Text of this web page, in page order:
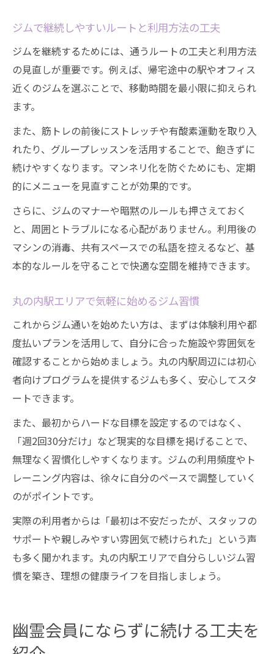
ジムで継続しやすいルートと利用方法の工夫
ジムを継続するためには、通うルートの工夫と利用方法
の見直しが重要です。例えば、帰宅途中の駅やオフィス
近くのジムを選ぶことで、移動時間を最小限に抑えられ
ます。
また、筋トレの前後にストレッチや有酸素運動を取り入
れたり、グループレッスンを活用することで、飽きずに
続けやすくなります。マンネリ化を防ぐためにも、定期
的にメニューを見直すことが効果的です。
さらに、ジムのマナーや暗黙のルールも押さえておく
と、周囲とトラブルになる心配がありません。利用後の
マシンの消毒、共有スペースでの私語を控えるなど、基
本的なルールを守ることで快適な空間を維持できます。
丸の内駅エリアで気軽に始めるジム習慣
これからジム通いを始めたい方は、まずは体験利用や都
度払いプランを活用して、自分に合った施設や雰囲気を
確認することから始めましょう。丸の内駅周辺には初心
者向けプログラムを提供するジムも多く、安心してスタ
ートできます。
また、最初からハードな目標を設定するのではなく、
「週2回30分だけ」など現実的な目標を掲げることで、
無理なく習慣化しやすくなります。ジムの利用頻度やト
レーニング内容は、徐々に自分のペースで調整していく
のがポイントです。
実際の利用者からは「最初は不安だったが、スタッフの
サポートや親しみやすい雰囲気で続けられた」という声
も多く聞かれます。丸の内駅エリアで自分らしいジム習
慣を築き、理想の健康ライフを目指しましょう。
幽霊会員にならずに続ける工夫を